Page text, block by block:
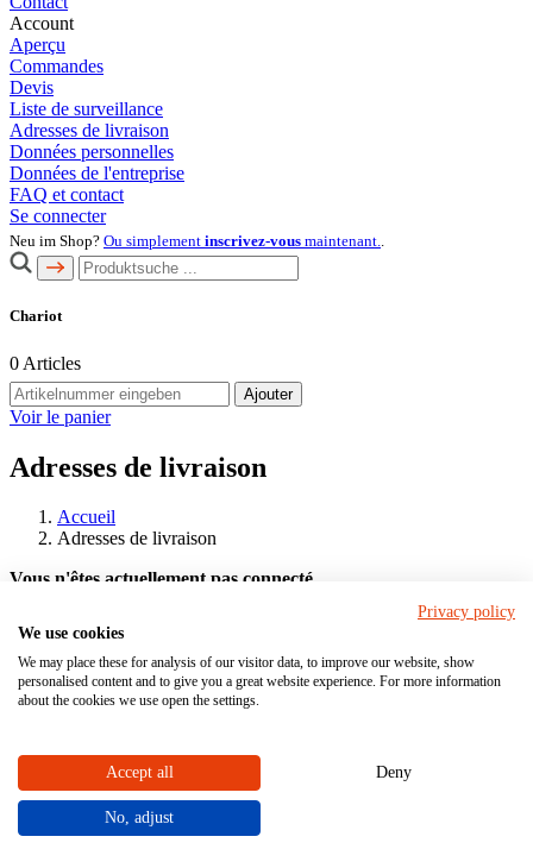
Account
Aperçu
Commandes
Devis
Liste de surveillance
Adresses de livraison
Données personnelles
Données de l'entreprise
FAQ et contact
Se connecter
Neu im Shop? Ou simplement inscrivez-vous maintenant..
Chariot
0 Articles
Ajouter
Voir le panier
Adresses de livraison
Accueil
Adresses de livraison
Vous n'êtes actuellement pas connecté
FAQ & Contact
Bon à savoir
trouver et configurer des produits, prix et modes de paiement,
expédition et retours. Pour vous inscrire pour la première fois,
n'hésitez pas à nous contacter par e-mail ou par téléphone !
Votre interlocuteur dans la boutique en ligne
Privacy policy
We use cookies
We may place these for analysis of our visitor data, to improve our website, show
personalised content and to give you a great website experience. For more information
about the cookies we use open the settings.
Accept all Deny
No, adjust